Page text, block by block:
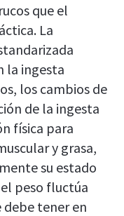
que el
La
la ingesta
los cambios de
de la ingesta
física para
y grasa,
su estado
peso fluctúa
debe tener en